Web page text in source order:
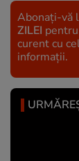
Abonați-vă
ZILEI
curent cu
informații.